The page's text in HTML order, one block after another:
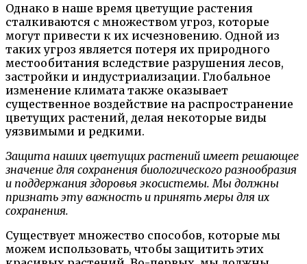
Однако в наше время цветущие растения
сталкиваются с множеством угроз, которые
могут привести к их исчезновению. Одной из
таких угроз является потеря их природного
местообитания вследствие разрушения лесов,
застройки и индустриализации. Глобальное
изменение климата также оказывает
существенное воздействие на распространение
цветущих растений, делая некоторые виды
уязвимыми и редкими.
Защита наших цветущих растений имеет решающее
значение для сохранения биологического разнообразия
и поддержания здоровья экосистемы. Мы должны
признать эту важность и принять меры для их
сохранения.
Существует множество способов, которые мы
можем использовать, чтобы защитить этих